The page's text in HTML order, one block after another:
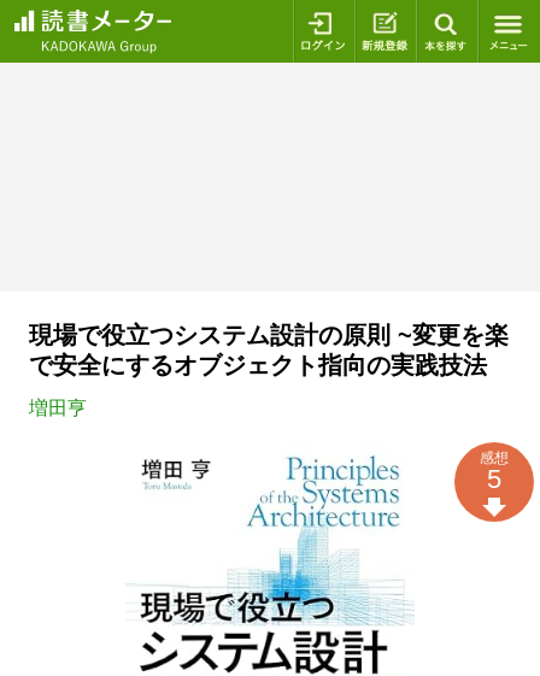
ログイン 新規登録
現場で役立つシステム設計の原則 ~変更を楽
で安全にするオブジェクト指向の実践技法
増田亨
感想
5